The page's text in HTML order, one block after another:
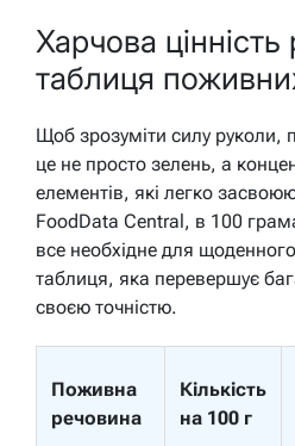
Харчова цінність
таблиця
Щоб зрозуміти силу руколи,
це не просто зелень, а
елементів, які легко
FoodData Central, в 100
все необхідне для
таблиця, яка перевершує
своєю точністю.
Поживна
речовина
Кількість
на 100 г